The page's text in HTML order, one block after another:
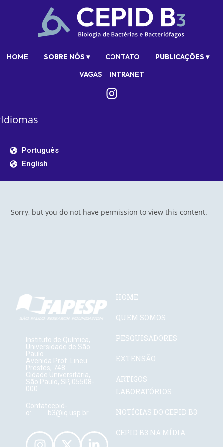
HOME SOBRE NÓS ▾ CONTATO
PUBLICAÇÕES ▾
VAGAS
INTRANET
Idiomas
Português
English
Sorry, but you do not have permission to view this content.
Instituto de Química,
Universidade de São
Paulo
Avenida Prof. Lineu
Prestes, 748
Cidade Universitária,
São Paulo, SP, 05508-
000
Contat
o:
cepid-
b3@iq.usp.br
HOME
QUEM SOMOS
PESQUISADORES
EXTENSÃO
ARTIGOS
LABORATÓRIOS
NOTÍCIAS DO CEPID B3
CEPID B3 NA MÍDIA